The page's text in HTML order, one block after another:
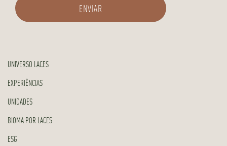
UNIVERSO LACES
EXPERIÊNCIAS
UNIDADES
BIOMA POR LACES
ESG